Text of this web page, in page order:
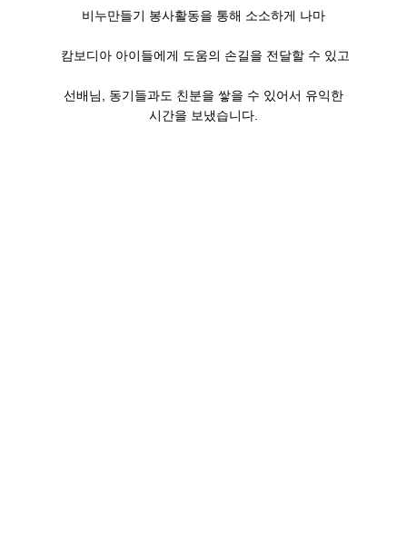
비누만들기 봉사활동을 통해 소소하게 나마
캄보디아 아이들에게 도움의 손길을 전달할 수 있고
선배님, 동기들과도 친분을 쌓을 수 있어서 유익한
시간을 보냈습니다.